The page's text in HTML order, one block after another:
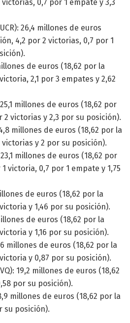
0,7 por 1 empate y 3,3
26,4 millones de euros
4,2 por 2 victorias, 0,7 por 1
de euros (18,62 por la
2,1 por 3 empates y 2,62
millones de euros (18,62 por
victorias y 2,3 por su posición).
millones de euros (18,62 por la
y 2 por su posición).
millones de euros (18,62 por
victoria, 0,7 por 1 empate y 1,75
de euros (18,62 por la
y 1,46 por su posición).
de euros (18,62 por la
y 1,16 por su posición).
millones de euros (18,62 por la
y 0,87 por su posición).
19,2 millones de euros (18,62
por su posición).
millones de euros (18,62 por la
su posición).